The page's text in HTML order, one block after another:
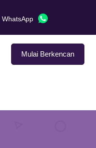
WhatsApp
Mulai Berkencan